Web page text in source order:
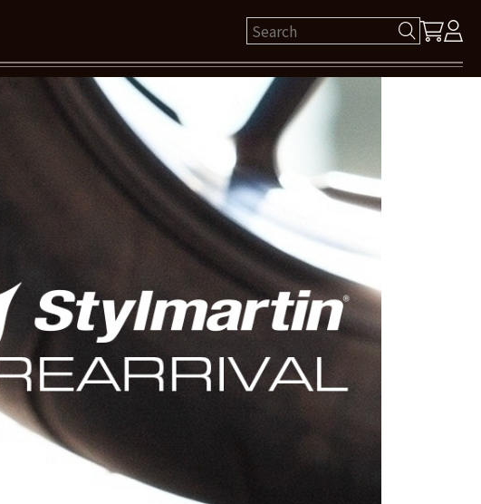
保有ポイント： pt
新規会員登録